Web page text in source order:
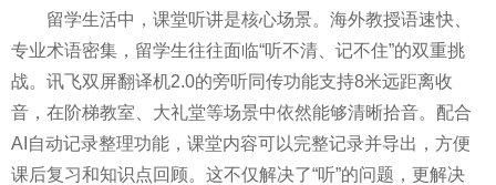
留学生活中，课堂听讲是核心场景。海外教授语速快、
专业术语密集，留学生往往面临“听不清、记不住”的双重挑
战。讯飞双屏翻译机2.0的旁听同传功能支持8米远距离收
音，在阶梯教室、大礼堂等场景中依然能够清晰拾音。配合
AI自动记录整理功能，课堂内容可以完整记录并导出，方便
课后复习和知识点回顾。这不仅解决了“听”的问题，更解决